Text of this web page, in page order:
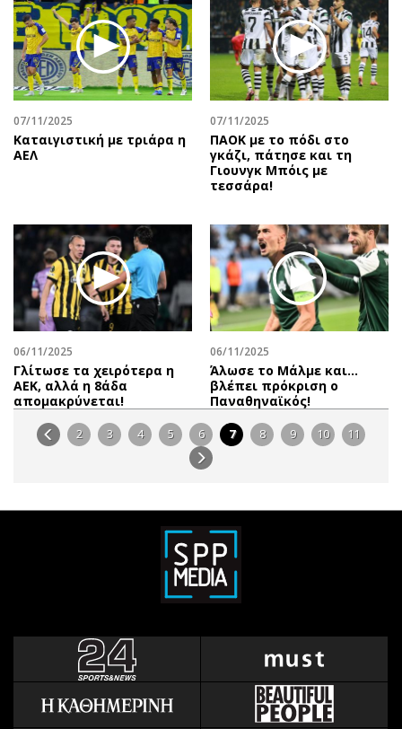
07/11/2025
Καταιγιστική με τριάρα η
ΑΕΛ
07/11/2025
ΠΑΟΚ με το πόδι στο
γκάζι, πάτησε και τη
Γιουνγκ Μπόις με
τεσσάρα!
06/11/2025
Γλίτωσε τα χειρότερα η
ΑΕΚ, αλλά η 8άδα
απομακρύνεται!
06/11/2025
Άλωσε το Μάλμε και...
βλέπει πρόκριση ο
Παναθηναϊκός!
2 3 4 5 6 7 8 9 10 11